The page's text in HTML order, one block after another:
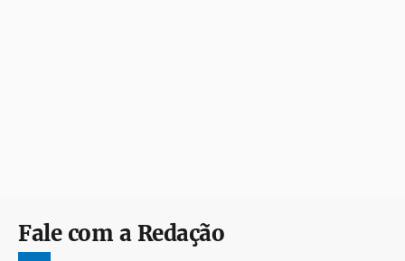
Fale com a Redação